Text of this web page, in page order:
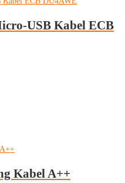
USB Kabel ECB
Kabel A++